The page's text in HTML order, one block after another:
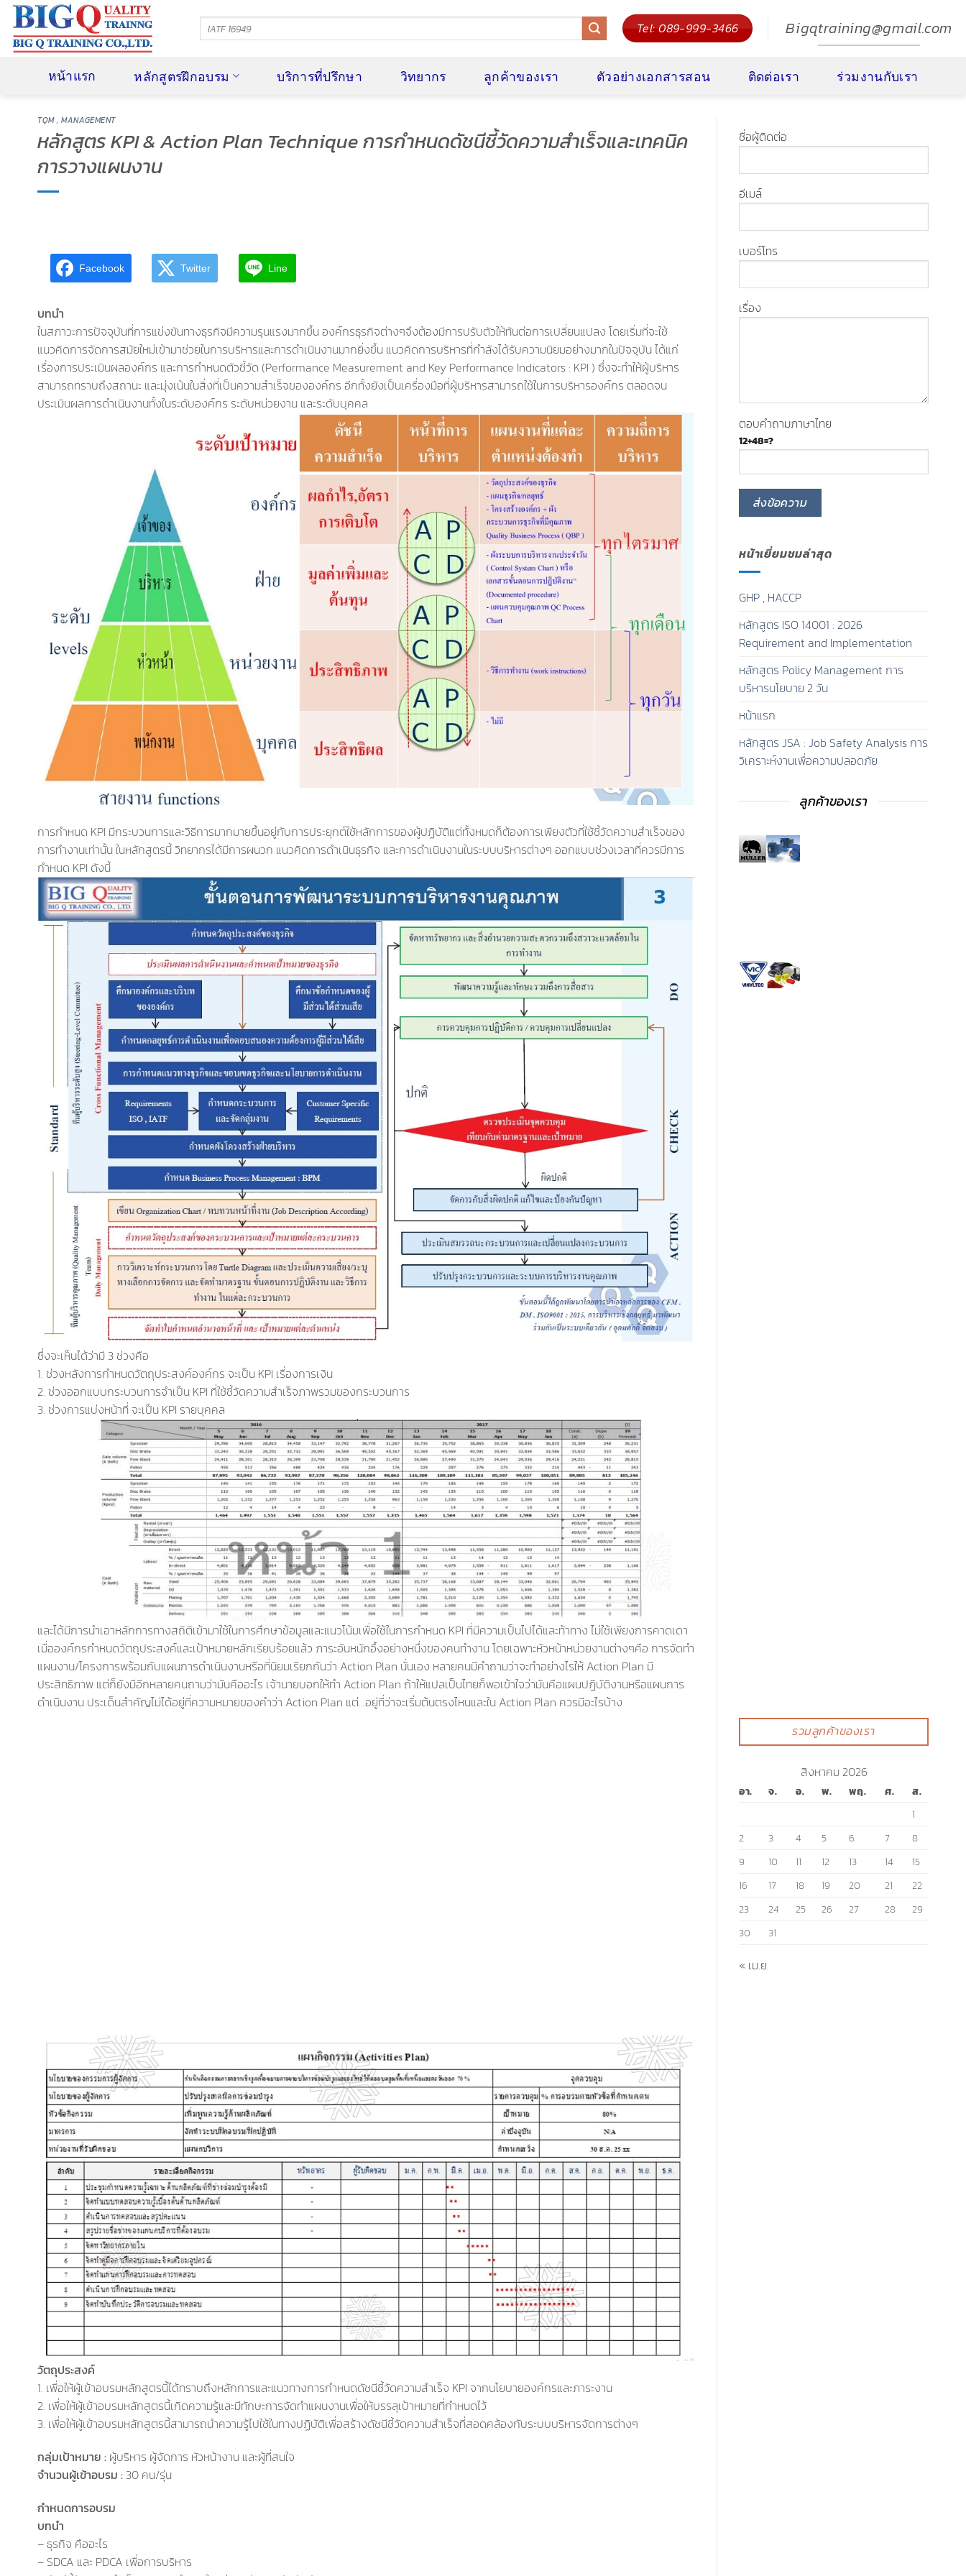
ข้าม
Tel: 089-999-3466 Bigqtraining@gmail.com
หน้าแรก หลักสูตรฝึกอบรม บริการที่ปรึกษา วิทยากร ลูกค้าของเรา ตัวอย่างเอกสารสอน ติดต่อเรา ร่วมงานกับเรา
TQM , MANAGEMENT
หลักสูตร KPI & Action Plan Technique การกำหนดดัชนีชี้วัดความสำเร็จและเทคนิค
การวางแผนงาน
Facebook Twitter Line
บทนำ
ในสภาวะการปัจจุบันที่การแข่งขันทางธุรกิจมีความรุนแรงมากขึ้น องค์กรธุรกิจต่างๆจึงต้องมีการปรับตัวให้ทันต่อการเปลี่ยนแปลง โดยเริ่มที่จะใช้
แนวคิดการจัดการสมัยใหม่เข้ามาช่วยในการบริหารและการดำเนินงานมากยิ่งขึ้น แนวคิดการบริหารที่กำลังได้รับความนิยมอย่างมากในปัจจุบัน ได้แก่
เรื่องการประเมินผลองค์กร และการกำหนดตัวชี้วัด (Performance Measurement and Key Performance Indicators : KPI ) ซึ่งจะทำให้ผู้บริหาร
สามารถทราบถึงสถานะ และมุ่งเน้นในสิ่งที่เป็นความสำเร็จขององค์กร อีกทั้งยังเป็นเครื่องมือที่ผู้บริหารสามารถใช้ในการบริหารองค์กร ตลอดจน
ประเมินผลการดำเนินงานทั้งในระดับองค์กร ระดับหน่วยงาน และระดับบุคคล
การกำหนด KPI มีกระบวนการและวิธีการมากมายขึ้นอยู่กับการประยุกต์ใช้หลักการของผู้ปฏิบัติแต่ทั้งหมดก็ต้องการเพียงตัวที่ใช้ชี้วัดความสำเร็จของ
การทำงานเท่านั้น ในหลักสูตรนี้ วิทยากรได้มีการผนวก แนวคิดการดำเนินธุรกิจ และการดำเนินงานในระบบบริหารต่างๆ ออกแบบช่วงเวลาที่ควรมีการ
กำหนด KPI ดังนี้
ซึ่งจะเห็นได้ว่ามี 3 ช่วงคือ
1. ช่วงหลังการกำหนดวัตถุประสงค์องค์กร จะเป็น KPI เรื่องการเงิน
2. ช่วงออกแบบกระบวนการจำเป็น KPI ที่ใช้ชี้วัดความสำเร็จภาพรวมของกระบวนการ
3. ช่วงการแบ่งหน้าที่ จะเป็น KPI รายบุคคล
และได้มีการนำเอาหลักการทางสถิติเข้ามาใช้ในการศึกษาข้อมูลและแนวโน้มเพื่อใช้ในการกำหนด KPI ที่มีความเป็นไปได้และท้าทาง ไม่ใช้เพียงการคาดเดา
เมื่อองค์กรกำหนดวัตถุประสงค์และเป้าหมายหลักเรียบร้อยแล้ว ภาระอันหนักอึ้งอย่างหนึ่งของคนทำงาน โดยเฉพาะหัวหน้าหน่วยงานต่างๆคือ การจัดทำ
แผนงาน/โครงการพร้อมกับแผนการดำเนินงานหรือที่นิยมเรียกกันว่า Action Plan นั่นเอง หลายคนมีคำถามว่าจะทำอย่างไรให้ Action Plan มี
ประสิทธิภาพ แต่ก็ยังมีอีกหลายคนถามว่ามันคืออะไร เจ้านายบอกให้ทำ Action Plan ถ้าให้แปลเป็นไทยก็พอเข้าใจว่ามันคือแผนปฏิบัติงานหรือแผนการ
ดำเนินงาน ประเด็นสำคัญไม่ได้อยู่ที่ความหมายของคำว่า Action Plan แต่…อยู่ที่ว่าจะเริ่มต้นตรงไหนและใน Action Plan ควรมีอะไรบ้าง
วัตถุประสงค์
1. เพื่อให้ผู้เข้าอบรมหลักสูตรนี้ได้ทราบถึงหลักการและแนวทางการกำหนดดัชนีชี้วัดความสำเร็จ KPI จากนโยบายองค์กรและภาระงาน
2. เพื่อให้ผู้เข้าอบรมหลักสูตรนี้เกิดความรู้และมีทักษะการจัดทำแผนงานเพื่อให้บรรลุเป้าหมายที่กำหนดไว้
3. เพื่อให้ผู้เข้าอบรมหลักสูตรนี้สามารถนำความรู้ไปใช้ในทางปฏิบัติเพื่อสร้างดัชนีชี้วัดความสำเร็จที่สอดคล้องกับระบบบริหารจัดการต่างๆ
กลุ่มเป้าหมาย : ผู้บริหาร ผู้จัดการ หัวหน้างาน และผู้ที่สนใจ
จำนวนผู้เข้าอบรม : 30 คน/รุ่น
กำหนดการอบรม
บทนำ
– ธุรกิจ คืออะไร
– SDCA และ PDCA เพื่อการบริหาร
ชื่อผู้ติดต่อ
อีเมล์
เบอร์โทร
เรื่อง
ตอบคำถามภาษาไทย
12+48=?
หน้าเยี่ยมชมล่าสุด
GHP , HACCP
หลักสูตร ISO 14001 : 2026
Requirement and Implementation
หลักสูตร Policy Management การ
บริหารนโยบาย 2 วัน
หน้าแรก
หลักสูตร JSA : Job Safety Analysis การ
วิเคราะห์งานเพื่อความปลอดภัย
ลูกค้าของเรา
รวมลูกค้าของเรา
สิงหาคม 2026
อา. จ. อ. พ. พฤ. ศ.
ส.
1
2
3 4 5 6 7
8
9
10 11 12 13 14
15
16
17 18 19 20 21
22
23
24 25 26 27 28
29
30
31
« เม.ย.